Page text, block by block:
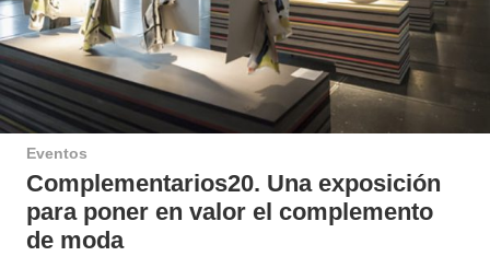
Eventos
Complementarios20. Una exposición
para poner en valor el complemento
de moda